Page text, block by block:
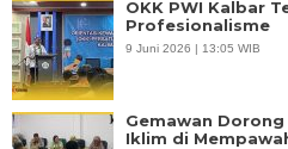
OKK PWI Kalbar
Profesionalisme
9 Juni 2026 | 13:05 WIB
Gemawan
Iklim di